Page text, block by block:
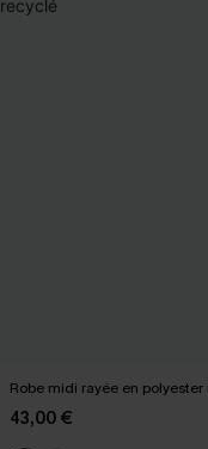
Robe midi rayée en
43,00 €